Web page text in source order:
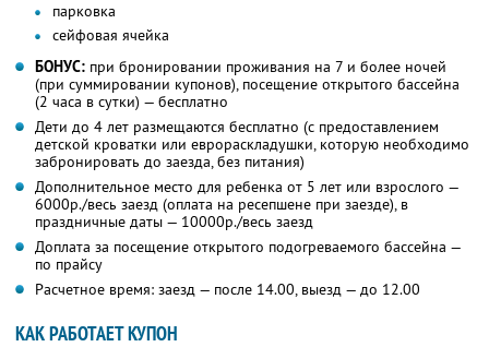
парковка
сейфовая ячейка
БОНУС: при бронировании проживания на 7 и более ночей
(при суммировании купонов), посещение открытого бассейна
(2 часа в сутки) — бесплатно
Дети до 4 лет размещаются бесплатно (с предоставлением
детской кроватки или еврораскладушки, которую необходимо
забронировать до заезда, без питания)
Дополнительное место для ребенка от 5 лет или взрослого —
6000р./весь заезд (оплата на ресепшене при заезде), в
праздничные даты — 10000р./весь заезд
Доплата за посещение открытого подогреваемого бассейна —
по прайсу
Расчетное время: заезд — после 14.00, выезд — до 12.00
КАК РАБОТАЕТ КУПОН